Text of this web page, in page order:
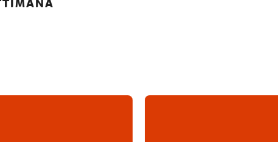
15, Matteo